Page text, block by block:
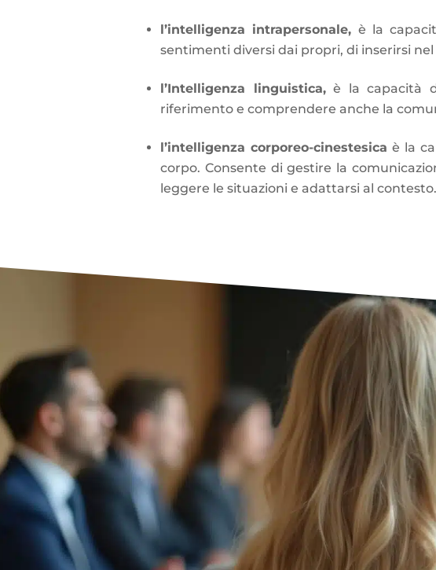
l’intelligenza intrapersonale,è la
sentimenti diversi dai propri, di inserirsi
l’Intelligenza linguistica,è la capacità
riferimento e comprendere anche la
l’intelligenza corporeo-cinestesica è la
corpo. Consente di gestire la
leggere le situazioni e adattarsi al contesto.